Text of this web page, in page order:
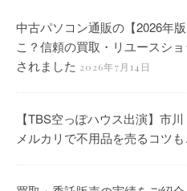
中古パソコン通販の【2026年
こ？信頼の買取・リユースシ
されました 2026年7月14日
【TBS空っぽハウス出演】市
メルカリで不用品を売るコツ